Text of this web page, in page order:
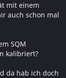
mit einem
auch schon mal
SQM
kalibriert?
da hab ich doch